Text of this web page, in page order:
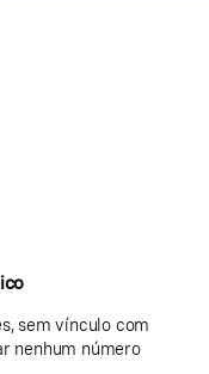
sem vínculo com
nenhum número